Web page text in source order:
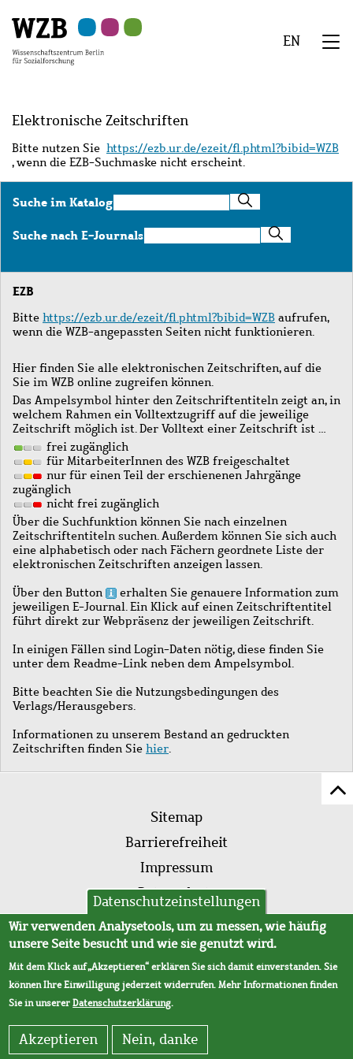
Hauptinhalt
springen
Navigation
springen
Suche
springen
Sekundärnavigation
springen
Fußzeile
springen
EN
Elektronische Zeitschriften
Bitte nutzen Sie https://ezb.ur.de/ezeit/fl.phtml?bibid=WZB
, wenn die EZB-Suchmaske nicht erscheint.
Suche im KatalogSuche
im
Katalog
Suche nach E-JournalsSuche
nach
Journals
EZB
Bitte https://ezb.ur.de/ezeit/fl.phtml?bibid=WZB aufrufen,
wenn die WZB-angepassten Seiten nicht funktionieren.
Hier finden Sie alle elektronischen Zeitschriften, auf die
Sie im WZB online zugreifen können.
Das Ampelsymbol hinter den Zeitschriftentiteln zeigt an, in
welchem Rahmen ein Volltextzugriff auf die jeweilige
Zeitschrift möglich ist. Der Volltext einer Zeitschrift ist …
frei zugänglich
für MitarbeiterInnen des WZB freigeschaltet
nur für einen Teil der erschienenen Jahrgänge
zugänglich
nicht frei zugänglich
Über die Suchfunktion können Sie nach einzelnen
Zeitschriftentiteln suchen. Außerdem können Sie sich auch
eine alphabetisch oder nach Fächern geordnete Liste der
elektronischen Zeitschriften anzeigen lassen.
Über den Button
erhalten Sie genauere Information zum
jeweiligen E-Journal. Ein Klick auf einen Zeitschriftentitel
führt direkt zur Webpräsenz der jeweiligen Zeitschrift.
In einigen Fällen sind Login-Daten nötig, diese finden Sie
unter dem Readme-Link neben dem Ampelsymbol.
Bitte beachten Sie die Nutzungsbedingungen des
Verlags/Herausgebers.
Informationen zu unserem Bestand an gedruckten
Zeitschriften finden Sie hier.
Fußleistenmenü
Sitemap
Barrierefreiheit
Impressum
Datenschutz
AVB
Datenschutzeinstellungen
Wir verwenden Analysetools, um zu messen, wie häufig
unsere Seite besucht und wie sie genutzt wird.
Mit dem Klick auf „Akzeptieren“ erklären Sie sich damit einverstanden. Sie
können Ihre Einwilligung jederzeit widerrufen. Mehr Informationen finden
Sie in unsererDatenschutzerklärung.
Akzeptieren Nein, danke